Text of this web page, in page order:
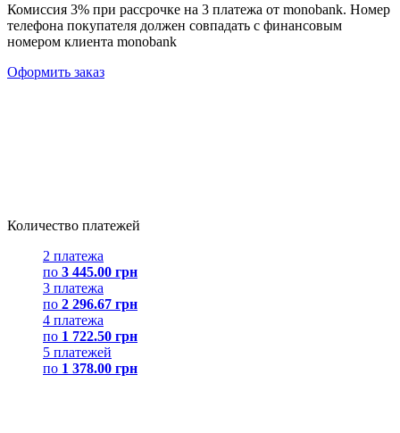
Комиссия 3% при рассрочке на 3 платежа от monobank. Номер
телефона покупателя должен совпадать с финансовым
номером клиента monobank
Оформить заказ
Количество платежей
2 платежа
по 3 445.00 грн
3 платежа
по 2 296.67 грн
4 платежа
по 1 722.50 грн
5 платежей
по 1 378.00 грн